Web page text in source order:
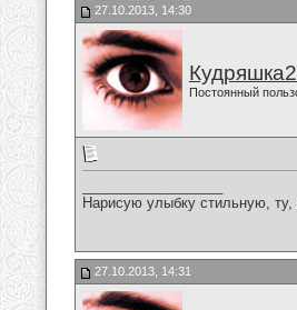
27.10.2013, 14:30
Постоянный
Нарисую улыбку стильную, ту,
27.10.2013, 14:31